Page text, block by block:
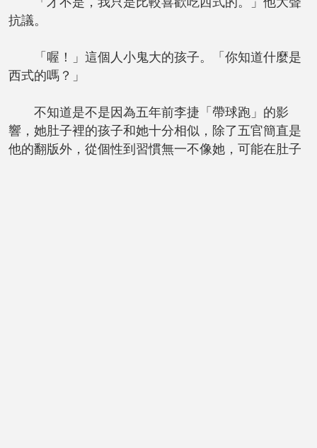
抗議。
「喔！」這個人小鬼大的孩子。「你知道什麼是
西式的嗎？」
不知道是不是因為五年前李捷「帶球跑」的影
響，她肚子裡的孩子和她十分相似，除了五官簡直是
他的翻版外，從個性到習慣無一不像她，可能在肚子